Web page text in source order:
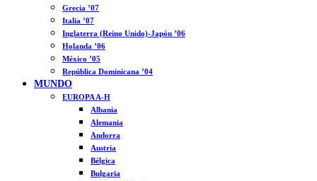
Grecia ’07
Italia ’07
Inglaterra (Reino Unido)-Japón ’06
Holanda ’06
México ’05
República Dominicana ’04
MUNDO
EUROPA A-H
Albania
Alemania
Andorra
Austria
Bélgica
Bulgaria